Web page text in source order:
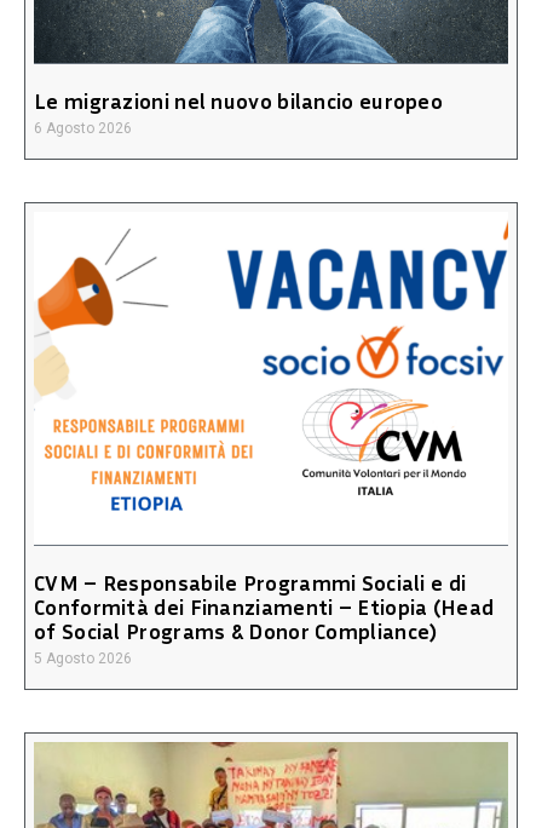
Le migrazioni nel nuovo bilancio europeo
6 Agosto 2026
CVM – Responsabile Programmi Sociali e di
Conformità dei Finanziamenti – Etiopia (Head
of Social Programs & Donor Compliance)
5 Agosto 2026